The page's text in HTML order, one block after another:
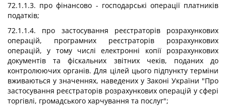
72.1.1.3. про фінансово - господарські операції платників
податків;
72.1.1.4. про застосування реєстраторів розрахункових
операцій, програмних реєстраторів розрахункових
операцій, у тому числі електронні копії розрахункових
документів та фіскальних звітних чеків, поданих до
контролюючих органів. Для цілей цього підпункту терміни
вживаються у значеннях, наведених у Законі України "Про
застосування реєстраторів розрахункових операцій у сфері
торгівлі, громадського харчування та послуг";